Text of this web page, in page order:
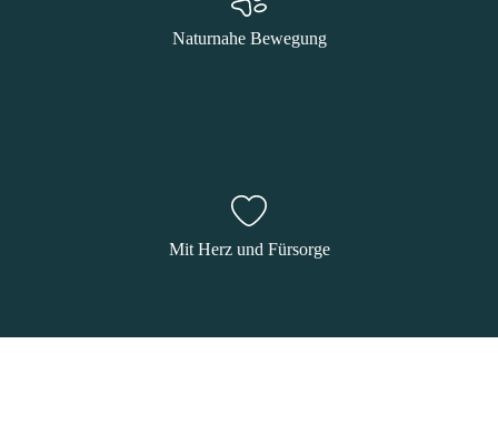
Naturnahe Bewegung
Mit Herz und Fürsorge